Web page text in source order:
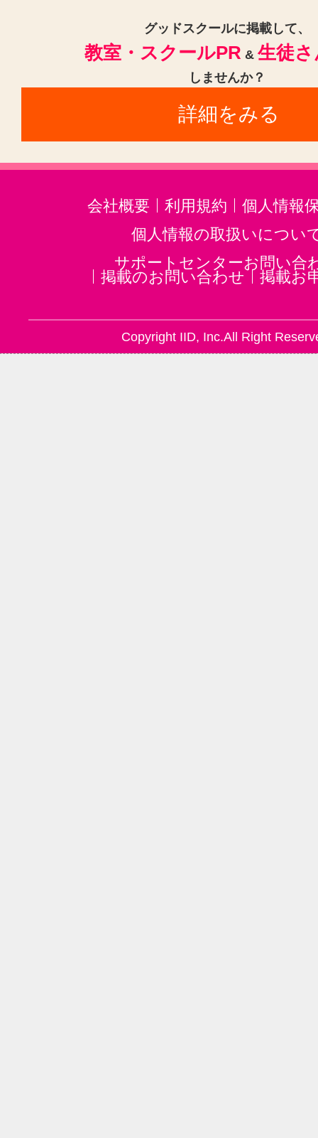
千歳烏山駅(1)
赤羽
水道橋駅(1)
神泉駅(1)
京成金
東長崎駅(1)
東中野駅(1)
グッドスクールに掲載して、
教室・スクールPR & 生徒
しませんか？
詳細をみる
会社概要 利用規約
個人情報
個人情報の取扱いについ
サポートセンターお問い合
掲載のお問い合わせ
掲載お
Copyright IID, Inc.All Right